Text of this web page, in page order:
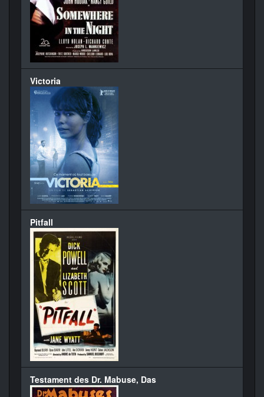
Victoria
Pitfall
Testament des Dr. Mabuse, Das